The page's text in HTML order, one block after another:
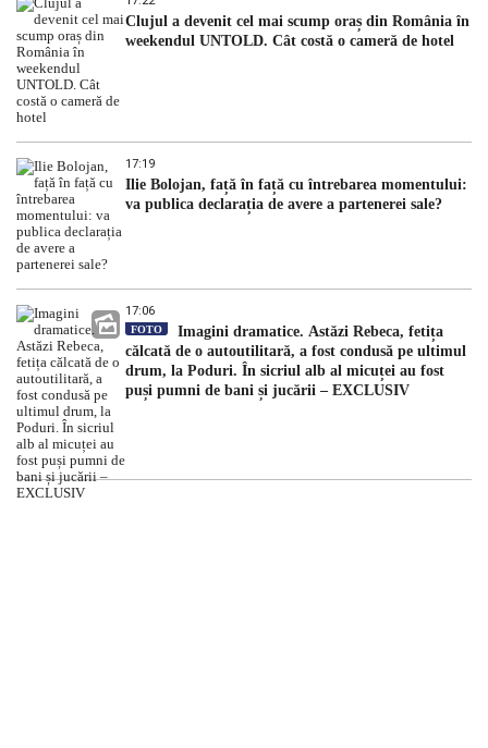
Clujul a devenit cel mai scump oraș din România în
weekendul UNTOLD. Cât costă o cameră de hotel
17:19
Ilie Bolojan, față în față cu întrebarea momentului:
va publica declarația de avere a partenerei sale?
17:06
FOTO
Imagini dramatice. Astăzi Rebeca, fetița
călcată de o autoutilitară, a fost condusă pe ultimul
drum, la Poduri. În sicriul alb al micuței au fost
puși pumni de bani și jucării – EXCLUSIV